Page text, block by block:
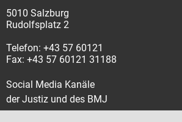
5010 Salzburg
Rudolfsplatz 2
Telefon: +43 57 60121
Fax: +43 57 60121 31188
Social Media Kanäle
der Justiz und des BMJ